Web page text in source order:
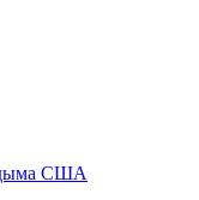
дыма США